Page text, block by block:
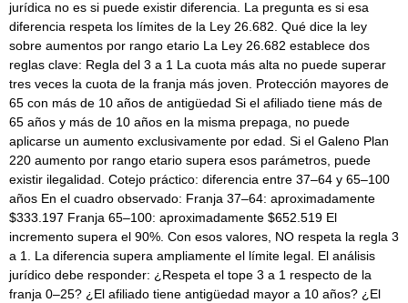
jurídica no es si puede existir diferencia. La pregunta es si esa
diferencia respeta los límites de la Ley 26.682. Qué dice la ley
sobre aumentos por rango etario La Ley 26.682 establece dos
reglas clave: Regla del 3 a 1 La cuota más alta no puede superar
tres veces la cuota de la franja más joven. Protección mayores de
65 con más de 10 años de antigüedad Si el afiliado tiene más de
65 años y más de 10 años en la misma prepaga, no puede
aplicarse un aumento exclusivamente por edad. Si el Galeno Plan
220 aumento por rango etario supera esos parámetros, puede
existir ilegalidad. Cotejo práctico: diferencia entre 37–64 y 65–100
años En el cuadro observado: Franja 37–64: aproximadamente
$333.197 Franja 65–100: aproximadamente $652.519 El
incremento supera el 90%. Con esos valores, NO respeta la regla 3
a 1. La diferencia supera ampliamente el límite legal. El análisis
jurídico debe responder: ¿Respeta el tope 3 a 1 respecto de la
franja 0–25? ¿El afiliado tiene antigüedad mayor a 10 años? ¿El